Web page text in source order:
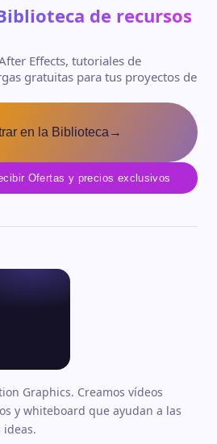
de recursos
Effects, tutoriales de
gratuitas para tus proyectos de
en la Biblioteca →
Ofertas y precios exclusivos
Graphics. Creamos vídeos
y whiteboard que ayudan a las
ideas.